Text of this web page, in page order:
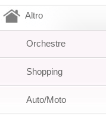
Altro
Orchestre
Shopping
Auto/Moto